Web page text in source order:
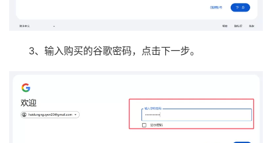
3、输入购买的谷歌密码，点击下一步。